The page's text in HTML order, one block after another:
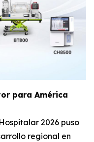
para América
2026 puso
regional en